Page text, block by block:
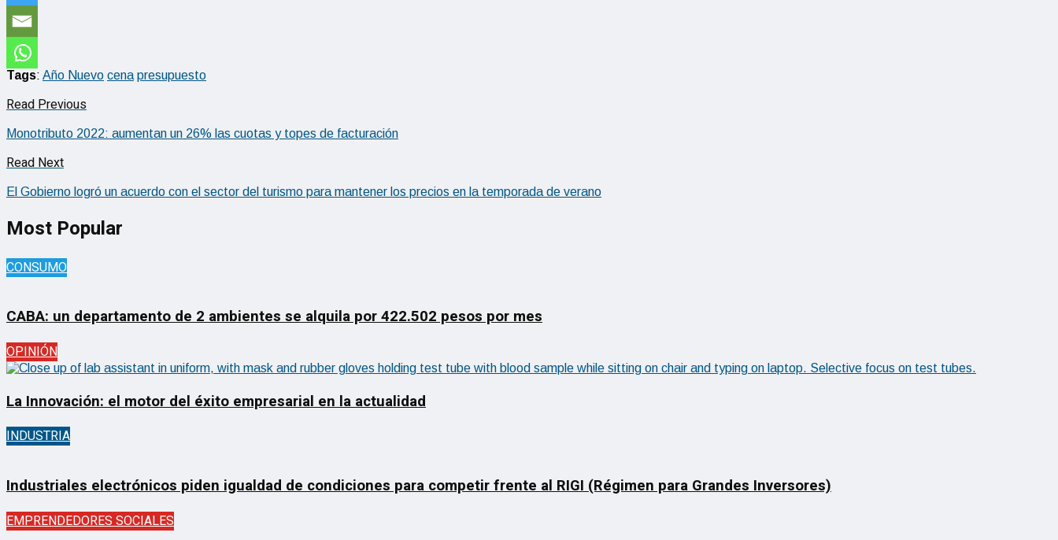
Tags: Año Nuevo cena presupuesto
Read Previous
Monotributo 2022: aumentan un 26% las cuotas y topes de facturación
Read Next
El Gobierno logró un acuerdo con el sector del turismo para mantener los precios en la temporada de verano
Most Popular
CONSUMO
CABA: un departamento de 2 ambientes se alquila por 422.502 pesos por mes
OPINIÓN
La Innovación: el motor del éxito empresarial en la actualidad
INDUSTRIA
Industriales electrónicos piden igualdad de condiciones para competir frente al RIGI (Régimen para Grandes Inversores)
EMPRENDEDORES SOCIALES